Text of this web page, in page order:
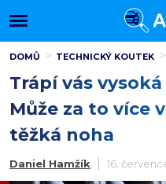
DOMŮ TECHNICKÝ KOUTEK
Trápí vás
Může za to více
těžká noha
Daniel Hamžík 16.